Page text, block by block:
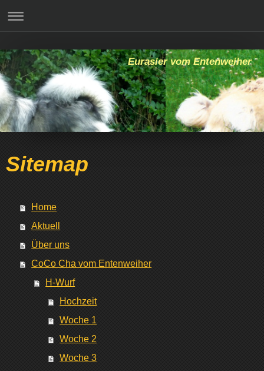
Eurasier vom Entenweiher
Sitemap
Home
Aktuell
Über uns
CoCo Cha vom Entenweiher
H-Wurf
Hochzeit
Woche 1
Woche 2
Woche 3